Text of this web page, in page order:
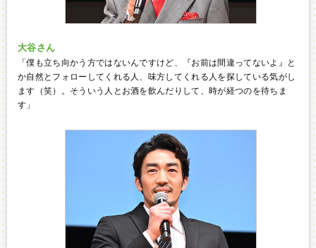
大谷さん
「僕も立ち向かう方ではないんですけど、『お前は間違ってないよ』と
か自然とフォローしてくれる人、味方してくれる人を探している気がし
ます（笑）。そういう人とお酒を飲んだりして、時が経つのを待ちま
す」